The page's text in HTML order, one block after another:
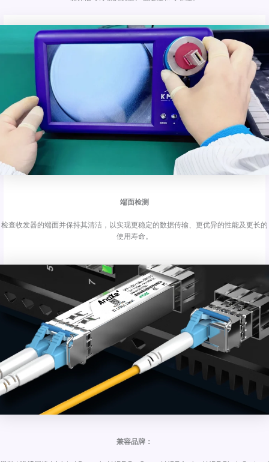
端面检测
检查收发器的端面并保持其清洁，以实现更稳定的数据传输、更优异的性能及更长的
使用寿命。
兼容品牌：